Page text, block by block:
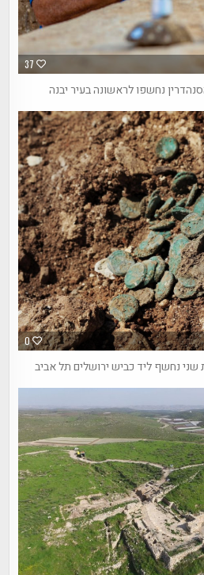
37
נחשפו לראשונה בעיר יבנה
0
נחשף ליד כביש ירושלים תל אביב